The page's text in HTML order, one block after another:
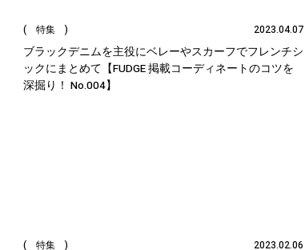
( 特集 ) 2023.04.07
ブラックデニムを主役にベレーやスカーフでフレンチシ
ックにまとめて【FUDGE 掲載コーディネートのコツを
深掘り！ No.004】
( 特集 ) 2023.02.06